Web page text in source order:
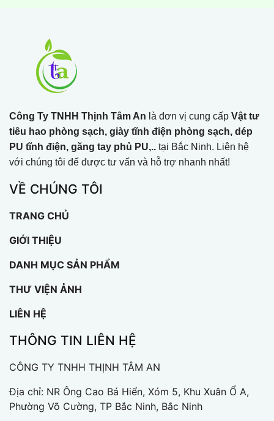
Công Ty TNHH Thịnh Tâm An là đơn vị cung cấp Vật tư
tiêu hao phòng sạch, giày tĩnh điện phòng sạch, dép
PU tĩnh điện, găng tay phủ PU,.. tại Bắc Ninh. Liên hệ
với chúng tôi để được tư vấn và hỗ trợ nhanh nhất!
VỀ CHÚNG TÔI
TRANG CHỦ
GIỚI THIỆU
DANH MỤC SẢN PHẨM
THƯ VIỆN ẢNH
LIÊN HỆ
THÔNG TIN LIÊN HỆ
CÔNG TY TNHH THỊNH TÂM AN
Địa chỉ: NR Ông Cao Bá Hiển, Xóm 5, Khu Xuân Ổ A,
Phường Võ Cường, TP Bắc Ninh, Bắc Ninh